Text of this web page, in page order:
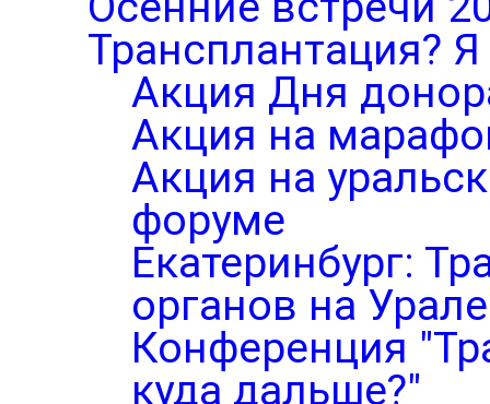
Трансплантация?
Акция Дня
Акция на
Акция на
форуме
Екатеринбург:
органов на Урале
Конференция
куда дальше?"